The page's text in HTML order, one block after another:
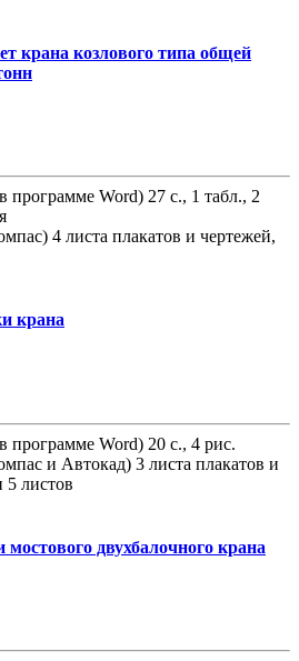
крана козлового типа общей
программе Word) 27 с., 1 табл., 2
4 листа плакатов и чертежей,
крана
программе Word) 20 с., 4 рис.
и Автокад) 3 листа плакатов и
5 листов
двухбалочного крана